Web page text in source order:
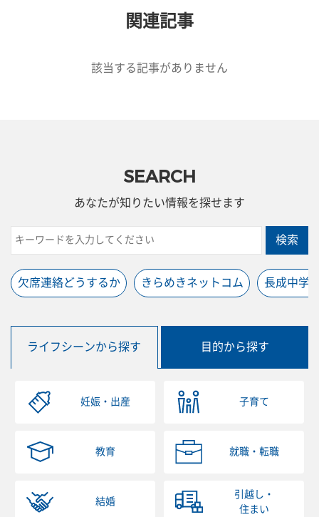
関連記事
該当する記事がありません
SEARCH
あなたが知りたい情報を探せます
検索
欠席連絡どうするか きらめきネットコム 長成中学
ライフシーンから探す 目的から探す
妊娠・出産 子育て
教育 就職・転職
結婚
引越し・
住まい